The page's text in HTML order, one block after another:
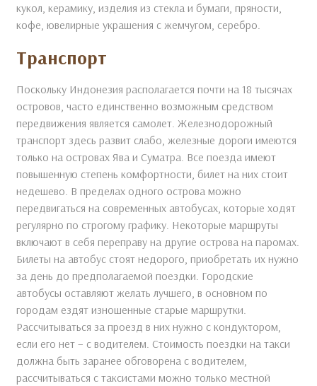
кукол, керамику, изделия из стекла и бумаги, пряности,
кофе, ювелирные украшения с жемчугом, серебро.
Транспорт
Поскольку Индонезия располагается почти на 18 тысячах
островов, часто единственно возможным средством
передвижения является самолет. Железнодорожный
транспорт здесь развит слабо, железные дороги имеются
только на островах Ява и Суматра. Все поезда имеют
повышенную степень комфортности, билет на них стоит
недешево. В пределах одного острова можно
передвигаться на современных автобусах, которые ходят
регулярно по строгому графику. Некоторые маршруты
включают в себя переправу на другие острова на паромах.
Билеты на автобус стоят недорого, приобретать их нужно
за день до предполагаемой поездки. Городские
автобусы оставляют желать лучшего, в основном по
городам ездят изношенные старые маршрутки.
Рассчитываться за проезд в них нужно с кондуктором,
если его нет – с водителем. Стоимость поездки на такси
должна быть заранее обговорена с водителем,
рассчитываться с таксистами можно только местной